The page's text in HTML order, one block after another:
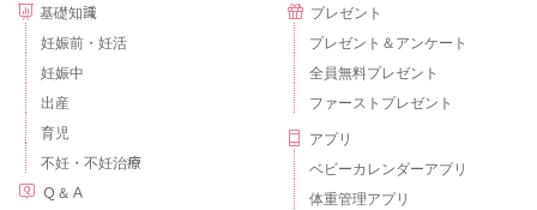
基礎知識
妊娠前・妊活
妊娠中
出産
育児
不妊・不妊治療
Ｑ＆Ａ
プレゼント
プレゼント＆アンケート
全員無料プレゼント
ファーストプレゼント
アプリ
ベビーカレンダーアプリ
体重管理アプリ